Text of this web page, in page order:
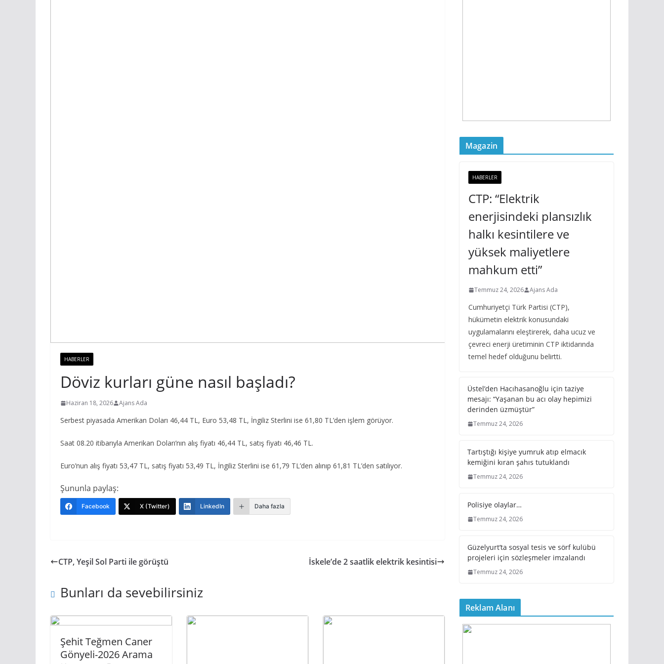
HABERLER
Döviz kurları güne nasıl başladı?
Haziran 18, 2026 Ajans Ada
Serbest piyasada Amerikan Doları 46,44 TL, Euro 53,48 TL, İngiliz Sterlini ise 61,80 TL’den işlem görüyor.
Saat 08.20 itibarıyla Amerikan Doları’nın alış fiyatı 46,44 TL, satış fiyatı 46,46 TL.
Euro’nun alış fiyatı 53,47 TL, satış fiyatı 53,49 TL, İngiliz Sterlini ise 61,79 TL’den alınıp 61,81 TL’den satılıyor.
Şununla paylaş:
Facebook X (Twitter) LinkedIn Daha fazla
CTP, Yeşil Sol Parti ile görüştü İskele’de 2 saatlik elektrik kesintisi
Bunları da sevebilirsiniz
Şehit Teğmen Caner
Gönyeli-2026 Arama
Magazin
HABERLER
CTP: “Elektrik
enerjisindeki plansızlık
halkı kesintilere ve
yüksek maliyetlere
mahkum etti”
Temmuz 24, 2026 Ajans Ada
Cumhuriyetçi Türk Partisi (CTP),
hükümetin elektrik konusundaki
uygulamalarını eleştirerek, daha ucuz ve
çevreci enerji üretiminin CTP iktidarında
temel hedef olduğunu belirtti.
Üstel’den Hacıhasanoğlu için taziye
mesajı: “Yaşanan bu acı olay hepimizi
derinden üzmüştür”
Temmuz 24, 2026
Tartıştığı kişiye yumruk atıp elmacık
kemiğini kıran şahıs tutuklandı
Temmuz 24, 2026
Polisiye olaylar…
Temmuz 24, 2026
Güzelyurt’ta sosyal tesis ve sörf kulübü
projeleri için sözleşmeler imzalandı
Temmuz 24, 2026
Reklam Alanı